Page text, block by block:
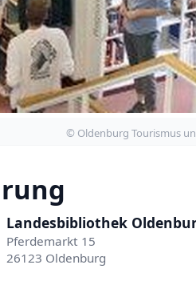
© Oldenburg Tourismus
Landesbibliothek
Pferdemarkt 15
26123 Oldenburg